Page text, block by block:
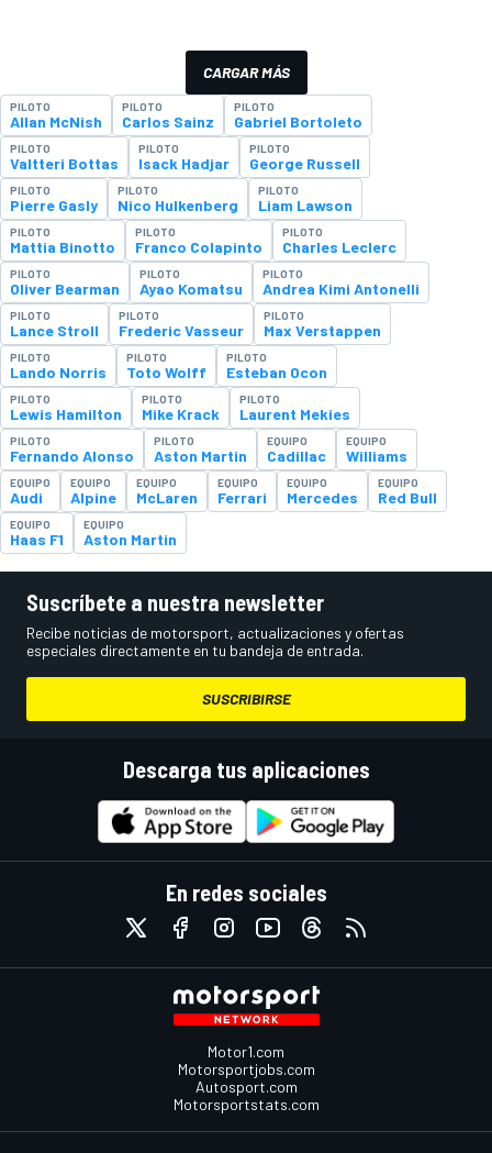
CARGAR MÁS
PILOTO
Allan McNish
PILOTO
Carlos Sainz
PILOTO
Gabriel Bortoleto
PILOTO
Valtteri Bottas
PILOTO
Isack Hadjar
PILOTO
George Russell
PILOTO
Pierre Gasly
PILOTO
Nico Hulkenberg
PILOTO
Liam Lawson
PILOTO
Mattia Binotto
PILOTO
Franco Colapinto
PILOTO
Charles Leclerc
PILOTO
Oliver Bearman
PILOTO
Ayao Komatsu
PILOTO
Andrea Kimi Antonelli
PILOTO
Lance Stroll
PILOTO
Frederic Vasseur
PILOTO
Max Verstappen
PILOTO
Lando Norris
PILOTO
Toto Wolff
PILOTO
Esteban Ocon
PILOTO
Lewis Hamilton
PILOTO
Mike Krack
PILOTO
Laurent Mekies
PILOTO
Fernando Alonso
PILOTO
Aston Martin
EQUIPO
Cadillac
EQUIPO
Williams
EQUIPO
Audi
EQUIPO
Alpine
EQUIPO
McLaren
EQUIPO
Ferrari
EQUIPO
Mercedes
EQUIPO
Red Bull
EQUIPO
Haas F1
EQUIPO
Aston Martin
Suscríbete a nuestra newsletter
Recibe noticias de motorsport, actualizaciones y ofertas
especiales directamente en tu bandeja de entrada.
SUSCRIBIRSE
Descarga tus aplicaciones
En redes sociales
Motor1.com
Motorsportjobs.com
Autosport.com
Motorsportstats.com